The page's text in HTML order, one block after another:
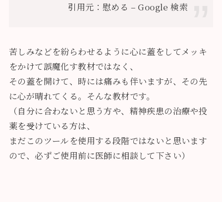
引用元：慰める – Google 検索
苦しみなどを紛らわせるように心に蓋をしてメッキ
をかけて誤魔化す教材ではなく、
その蓋を開けて、時には痛みも伴いますが、その先
に心が晴れてくる。そんな教材です。
（自分に合わないと思う方や、精神疾患の治療や投
薬を受けている方は、
まだこのツールを使用する段階ではないと思います
ので、必ずご使用前に医師に相談して下さい）